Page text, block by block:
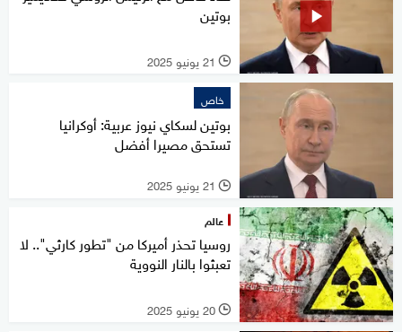
بوتين
l 21 يونيو 2025
خاص
بوتين لسكاي نيوز عربية: أوكرانيا
تستحق مصيرا أفضل
l 21 يونيو 2025
عالم
روسيا تحذر أميركا من "تطور كارثي".. لا
تعبثوا بالنار النووية
l 20 يونيو 2025